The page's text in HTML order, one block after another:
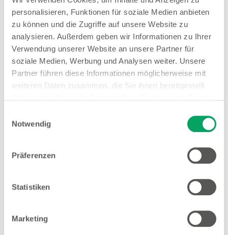
personalisieren, Funktionen für soziale Medien anbieten
zu können und die Zugriffe auf unsere Website zu
analysieren. Außerdem geben wir Informationen zu Ihrer
Verwendung unserer Website an unsere Partner für
soziale Medien, Werbung und Analysen weiter. Unsere
Partner führen diese Informationen möglicherweise mit
weiteren Daten zusammen, die Sie ihnen bereitgestellt
Einstellungen zu den Cookies finden Sie
Notwendig
Präferenzen
Statistiken
Marketing
Woolworth – Bochum
Viktoria Straße 14
44787 Bochum
Öffnungszeiten
Offene Stellen
Große Größen Damenwäsche Anime T-Shirts